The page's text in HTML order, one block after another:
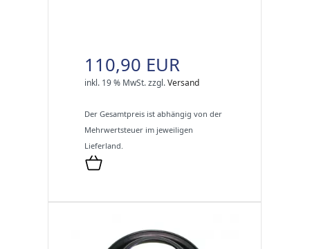
110,90 EUR
inkl. 19 % MwSt.zzgl.Versand
Der Gesamtpreis ist abhängig von der
Mehrwertsteuer im jeweiligen
Lieferland.